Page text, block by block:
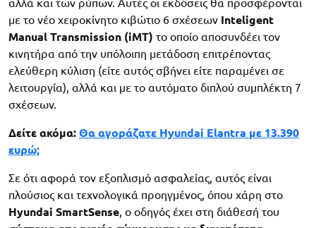
αλλά και των ρύπων. Αυτές οι εκδόσεις θα προσφέρονται
με το νέο χειροκίνητο κιβώτιο 6 σχέσεων Inteligent
Manual Transmission (iMT) το οποίο αποσυνδέει τον
κινητήρα από την υπόλοιπη μετάδοση επιτρέποντας
ελεύθερη κύλιση (είτε αυτός σβήνει είτε παραμένει σε
λειτουργία), αλλά και με το αυτόματο διπλού συμπλέκτη 7
σχέσεων.
Δείτε ακόμα: Θα αγοράζατε Hyundai Elantra με 13.390
ευρώ;
Σε ότι αφορά τον εξοπλισμό ασφαλείας, αυτός είναι
πλούσιος και τεχνολογικά προηγμένος, όπου χάρη στο
Hyundai SmartSense, ο οδηγός έχει στη διάθεσή του